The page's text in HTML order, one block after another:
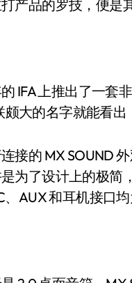
产品的罗技，便是
IFA 上推出了一套
颇大的名字就能看出
接的 MX SOUND
为了设计上的极简
AUX 和耳机接口